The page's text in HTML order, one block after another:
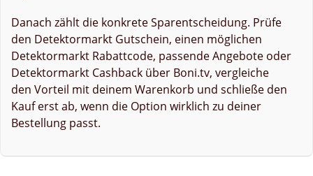
Danach zählt die konkrete Sparentscheidung. Prüfe
den Detektormarkt Gutschein, einen möglichen
Detektormarkt Rabattcode, passende Angebote oder
Detektormarkt Cashback über Boni.tv, vergleiche
den Vorteil mit deinem Warenkorb und schließe den
Kauf erst ab, wenn die Option wirklich zu deiner
Bestellung passt.